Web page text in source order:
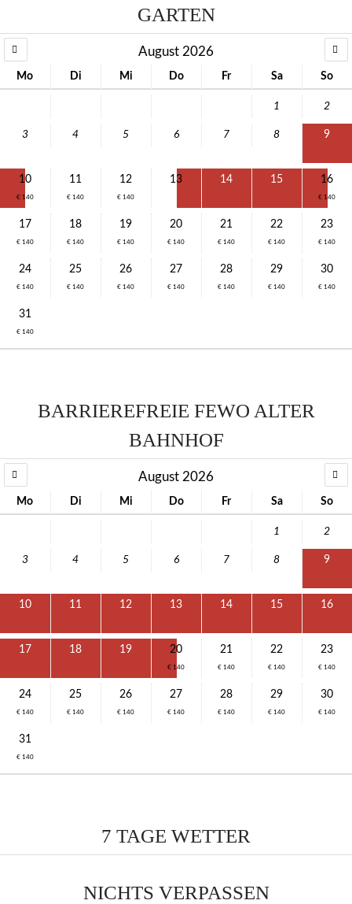
GARTEN
August 2026
Mo Di Mi Do Fr Sa So
1 2
3 4 5 6 7 8 9
10
€ 140
11
€ 140
12
€ 140
13 14 15 16
€ 140
17
€ 140
18
€ 140
19
€ 140
20
€ 140
21
€ 140
22
€ 140
23
€ 140
24
€ 140
25
€ 140
26
€ 140
27
€ 140
28
€ 140
29
€ 140
30
€ 140
31
€ 140
BARRIEREFREIE FEWO ALTER
BAHNHOF
August 2026
Mo Di Mi Do Fr Sa So
1 2
3 4 5 6 7 8 9
10 11 12 13 14 15 16
17 18 19 20
€ 140
21
€ 140
22
€ 140
23
€ 140
24
€ 140
25
€ 140
26
€ 140
27
€ 140
28
€ 140
29
€ 140
30
€ 140
31
€ 140
7 TAGE WETTER
NICHTS VERPASSEN